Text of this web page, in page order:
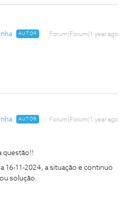
AUTOR Forum|Forum|1 year ago
AUTOR Forum|Forum|1 year ago
questão!!
16-11-2024, a situação e continuo
solução.